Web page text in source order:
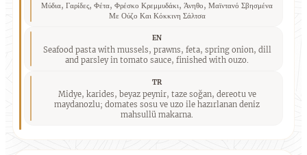
Μύδια, Γαρίδες, Φέτα, Φρέσκο Κρεμμυδάκι, Άνηθο, Μαϊντανό Σβησμένα
Με Ούζο Και Κόκκινη Σάλτσα
EN
Seafood pasta with mussels, prawns, feta, spring onion, dill
and parsley in tomato sauce, finished with ouzo.
TR
Midye, karides, beyaz peynir, taze soğan, dereotu ve
maydanozlu; domates sosu ve uzo ile hazırlanan deniz
mahsullü makarna.